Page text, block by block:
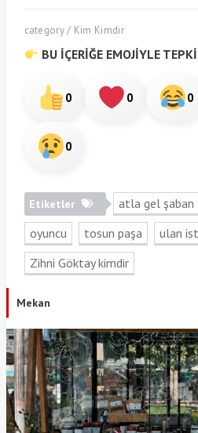
category / Kim Kimdir
BU İÇERİĞE EMOJİYLE
0 0 0
0
Etiketler atla gel şaban
oyuncu
tosun paşa ulan
Zihni Göktay kimdir
Mekan